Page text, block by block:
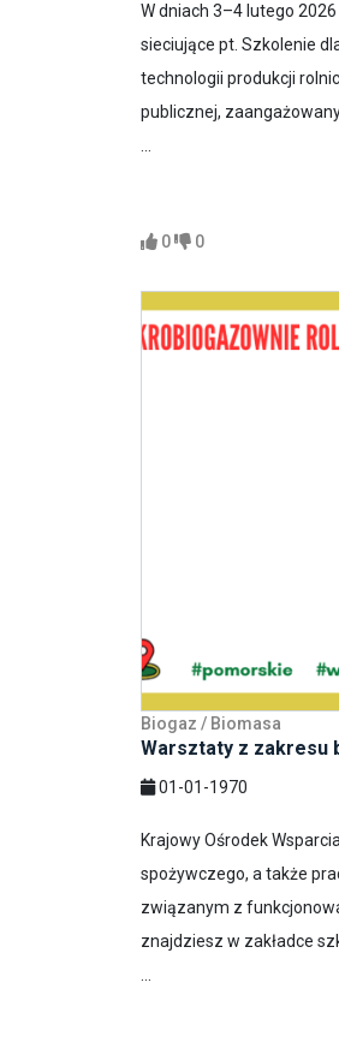
W dniach 3–4 lutego
sieciujące pt. Szkolenie
technologii produkcji
publicznej,
0
0
Biogaz / Biomasa
Warsztaty z zakresu
01-01-1970
Krajowy Ośrodek
spożywczego, a także
związanym z
znajdziesz w zakładce